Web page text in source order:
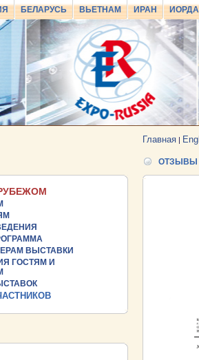
БЕЛАРУСЬ ВЬЕТНАМ ИРАН
Главная |
ВЫСТАВКИ
ГОСТЯМ И
программа EXPO EURASIA
VII Международной
«EXPO EURASIA
ОТЗЫВЫ